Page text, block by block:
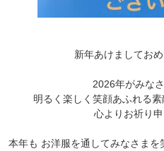
新年あけましてお
2026年がみな
明るく楽しく笑顔あふれる
心よりお祈り申
本年も お洋服を通してみなさまを